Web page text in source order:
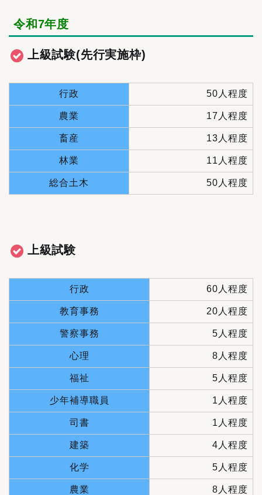
令和7年度
上級試験(先行実施枠)
行政 50人程度
農業 17人程度
畜産 13人程度
林業 11人程度
総合土木 50人程度
上級試験
行政 60人程度
教育事務 20人程度
警察事務 5人程度
心理 8人程度
福祉 5人程度
少年補導職員 1人程度
司書 1人程度
建築 4人程度
化学 5人程度
農業 8人程度